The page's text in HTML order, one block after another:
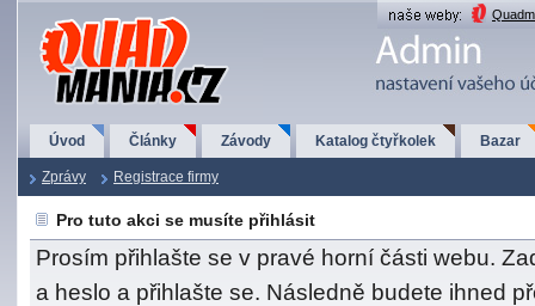
QuadMania.cz
Úvod Články Závody Katalog čtyřkolek Bazar
Zprávy Registrace firmy
Pro tuto akci se musíte přihlásit
Prosím přihlašte se v pravé horní části webu.
a heslo a přihlašte se. Následně budete ihned